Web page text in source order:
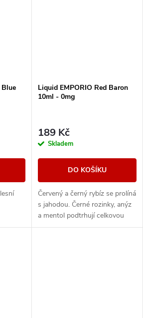
Blue
Liquid EMPORIO Red Baron
10ml - 0mg
189 Kč
Skladem
DO KOŠÍKU
Červený a černý rybíz se prolíná
s jahodou. Černé rozinky, anýz
a mentol podtrhují celkovou
kompozici.